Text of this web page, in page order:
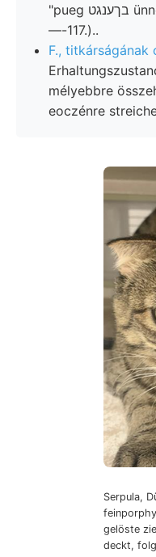
"pueg בךענגט ünnepies kérendő recte 115
—-117.)..
F., titkárságának
mélyebbre
eoczénre
Serpula,
gelöste
deckt,